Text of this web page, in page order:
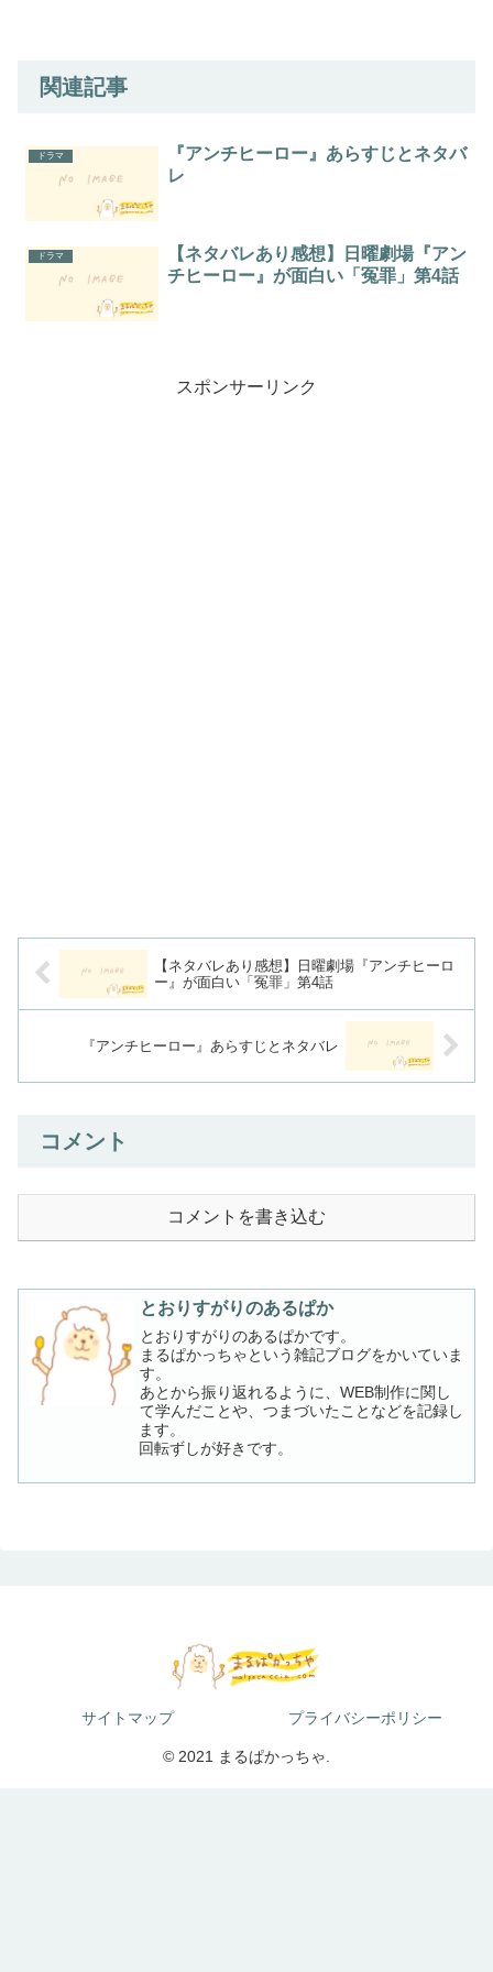
関連記事
ドラマ
『アンチヒーロー』あらすじとネタバ
レ
ドラマ
【ネタバレあり感想】日曜劇場『アン
チヒーロー』が面白い「冤罪」第4話
スポンサーリンク
【ネタバレあり感想】日曜劇場『アンチヒーロ
ー』が面白い「冤罪」第4話
『アンチヒーロー』あらすじとネタバレ
コメント
コメントを書き込む
とおりすがりのあるぱか
とおりすがりのあるぱかです。
まるぱかっちゃという雑記ブログをかいていま
す。
あとから振り返れるように、WEB制作に関し
て学んだことや、つまづいたことなどを記録し
ます。
回転ずしが好きです。
サイトマップ プライバシーポリシー
© 2021 まるぱかっちゃ.